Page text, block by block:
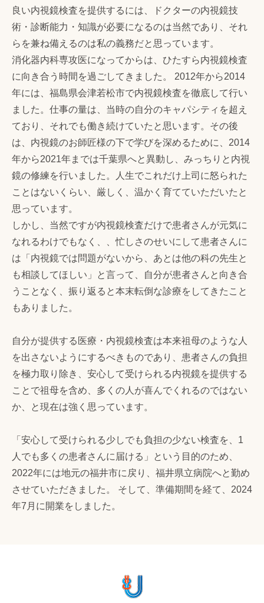
良い内視鏡検査を提供するには、ドクターの内視鏡技
術・診断能力・知識が必要になるのは当然であり、それ
らを兼ね備えるのは私の義務だと思っています。
消化器内科専攻医になってからは、ひたすら内視鏡検査
に向き合う時間を過ごしてきました。 2012年から2014
年には、福島県会津若松市で内視鏡検査を徹底して行い
ました。仕事の量は、当時の自分のキャパシティを超え
ており、それでも働き続けていたと思います。その後
は、内視鏡のお師匠様の下で学びを深めるために、2014
年から2021年までは千葉県へと異動し、みっちりと内視
鏡の修練を行いました。人生でこれだけ上司に怒られた
ことはないくらい、厳しく、温かく育てていただいたと
思っています。
しかし、当然ですが内視鏡検査だけで患者さんが元気に
なれるわけでもなく、、忙しさのせいにして患者さんに
は「内視鏡では問題がないから、あとは他の科の先生と
も相談してほしい」と言って、自分が患者さんと向き合
うことなく、振り返ると本末転倒な診療をしてきたこと
もありました。
自分が提供する医療・内視鏡検査は本来祖母のような人
を出さないようにするべきものであり、患者さんの負担
を極力取り除き、安心して受けられる内視鏡を提供する
ことで祖母を含め、多くの人が喜んでくれるのではない
か、と現在は強く思っています。
「安心して受けられる少しでも負担の少ない検査を、1
人でも多くの患者さんに届ける」という目的のため、
2022年には地元の福井市に戻り、福井県立病院へと勤め
させていただきました。 そして、準備期間を経て、2024
年7月に開業をしました。